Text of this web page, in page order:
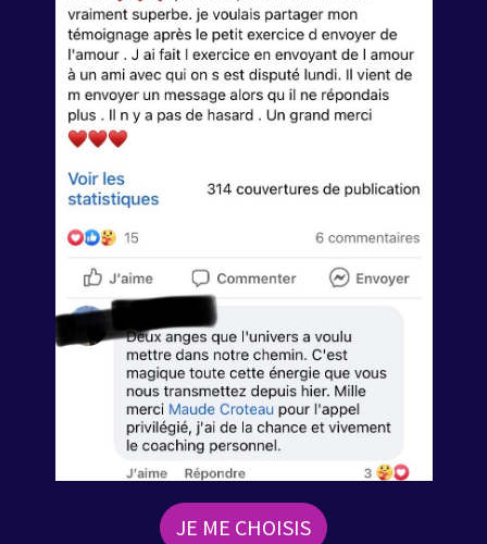
JE ME CHOISIS